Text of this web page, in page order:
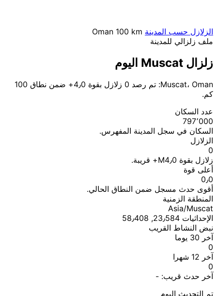
الزلازل حسب المدينة Oman 100 km
ملف زلزالي للمدينة
زلزال Muscat اليوم
Muscat، Oman: تم رصد 0 زلازل بقوة 4٫0+ ضمن نطاق 100
كم.
عدد السكان
797٬000
السكان في سجل المدينة المفهرس.
الزلازل
0
زلازل بقوة M4٫0+ قريبة.
أعلى قوة
0٫0
أقوى حدث مسجل ضمن النطاق الحالي.
المنطقة الزمنية
Asia/Muscat
الإحداثيات 23٫584, 58٫408
نبض النشاط القريب
آخر 30 يوما
0
آخر 12 شهرا
0
آخر حدث قريب: -
تم التحديث اليوم